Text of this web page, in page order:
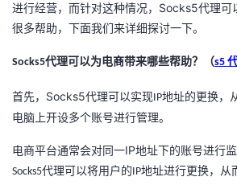
发
者
我
博
的
我
进行经营 ， 而针对这种情况， Socks5代理可
很多帮助，下面我们来详细探讨一下。
Socks5代理可以为电商带来哪些帮助？（s5
首先， Socks5代理可以实现IP地址的更换，
电脑上开设多个账号进行管理。
电商平台通常会对同一IP地址下的账号进行
Socks5代理可以将用户的IP地址进行更换，从